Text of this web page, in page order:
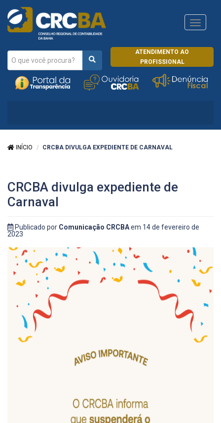
ATENDIMENTO AO
PROFISSIONAL
CRCRJ
INÍCIO CRCBA DIVULGA EXPEDIENTE DE CARNAVAL
CRCBA divulga expediente de
Carnaval
Publicado por Comunicação CRCBAem 14 de fevereiro de
2023